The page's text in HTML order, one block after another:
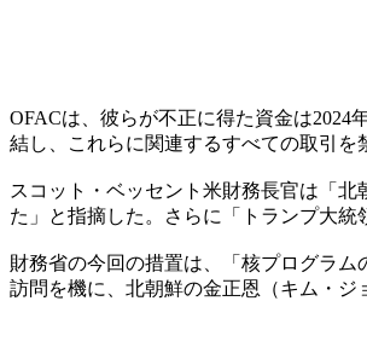
OFACは、彼らが不正に得た資金は2024
結し、これらに関連するすべての取引を
スコット・ベッセント米財務長官は「
た」と指摘した。さらに「トランプ大
財務省の今回の措置は、「核プログラ
訪問を機に、北朝鮮の金正恩（キム・ジ